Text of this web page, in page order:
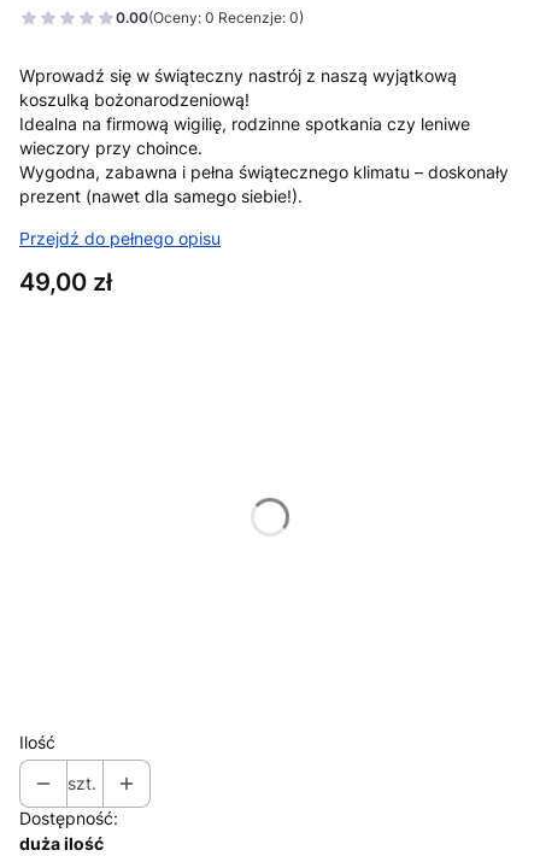
0.00(Oceny: 0 Recenzje: 0)
Wprowadź się w świąteczny nastrój z naszą wyjątkową
koszulką bożonarodzeniową!
Idealna na firmową wigilię, rodzinne spotkania czy leniwe
wieczory przy choince.
Wygodna, zabawna i pełna świątecznego klimatu – doskonały
prezent (nawet dla samego siebie!).
Przejdź do pełnego opisu
Cena
49,00 zł
Ilość
szt.
Dostępność:
duża ilość